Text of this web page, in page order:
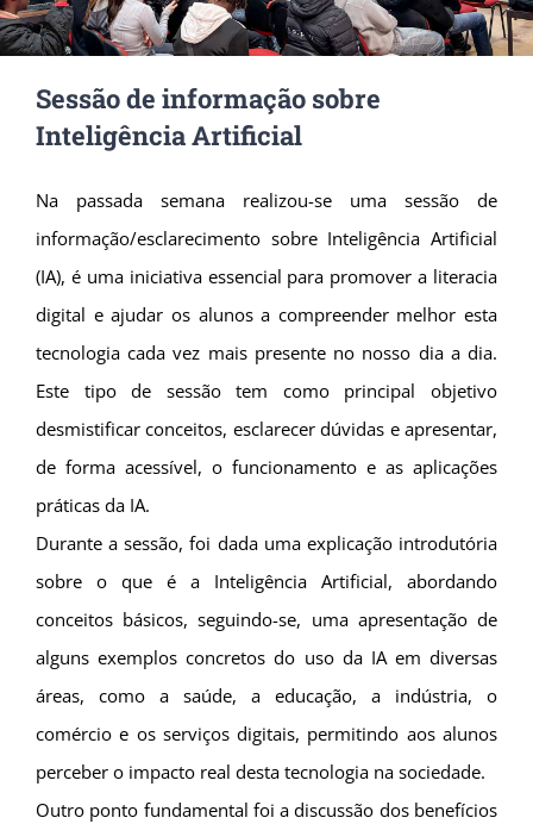
Sessão de informação sobre
Inteligência Artificial
Na passada semana realizou-se uma sessão de
informação/esclarecimento sobre Inteligência Artificial
(IA), é uma iniciativa essencial para promover a literacia
digital e ajudar os alunos a compreender melhor esta
tecnologia cada vez mais presente no nosso dia a dia.
Este tipo de sessão tem como principal objetivo
desmistificar conceitos, esclarecer dúvidas e apresentar,
de forma acessível, o funcionamento e as aplicações
práticas da IA.
Durante a sessão, foi dada uma explicação introdutória
sobre o que é a Inteligência Artificial, abordando
conceitos básicos, seguindo-se, uma apresentação de
alguns exemplos concretos do uso da IA em diversas
áreas, como a saúde, a educação, a indústria, o
comércio e os serviços digitais, permitindo aos alunos
perceber o impacto real desta tecnologia na sociedade.
Outro ponto fundamental foi a discussão dos benefícios